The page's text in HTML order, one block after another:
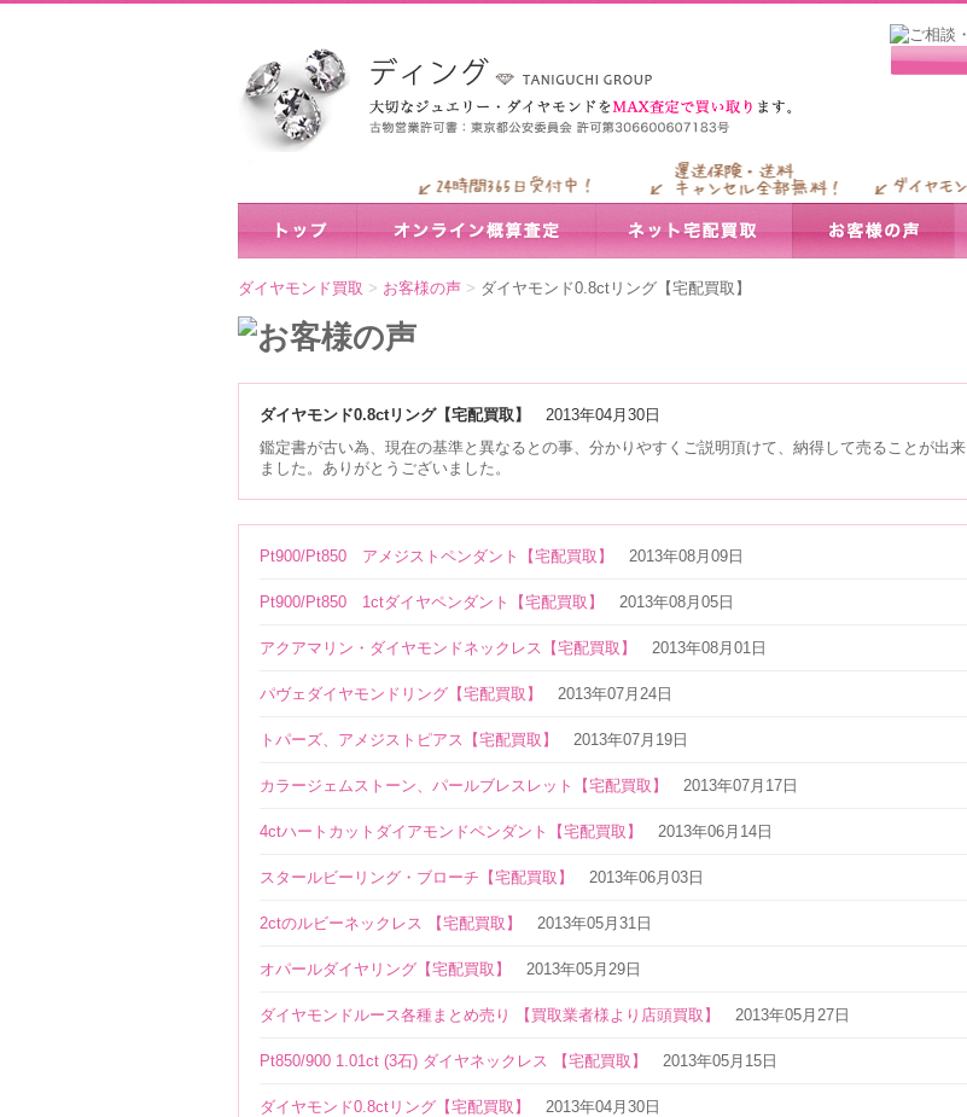
ダイヤモンド買取 > お客様の声 > ダイヤモンド0.8ctリング【宅配買取】
ダイヤモンド0.8ctリング【宅配買取】 2013年04月30日
鑑定書が古い為、現在の基準と異なるとの事、分かりやすくご説明頂けて、納得して売ることが出来
ました。ありがとうございました。
Pt900/Pt850 アメジストペンダント【宅配買取】 2013年08月09日
Pt900/Pt850 1ctダイヤペンダント【宅配買取】 2013年08月05日
アクアマリン・ダイヤモンドネックレス【宅配買取】 2013年08月01日
パヴェダイヤモンドリング【宅配買取】 2013年07月24日
トパーズ、アメジストピアス【宅配買取】 2013年07月19日
カラージェムストーン、パールブレスレット【宅配買取】 2013年07月17日
4ctハートカットダイアモンドペンダント【宅配買取】 2013年06月14日
スタールビーリング・ブローチ【宅配買取】 2013年06月03日
2ctのルビーネックレス 【宅配買取】 2013年05月31日
オパールダイヤリング【宅配買取】 2013年05月29日
ダイヤモンドルース各種まとめ売り 【買取業者様より店頭買取】 2013年05月27日
Pt850/900 1.01ct (3石) ダイヤネックレス 【宅配買取】 2013年05月15日
ダイヤモンド0.8ctリング【宅配買取】 2013年04月30日